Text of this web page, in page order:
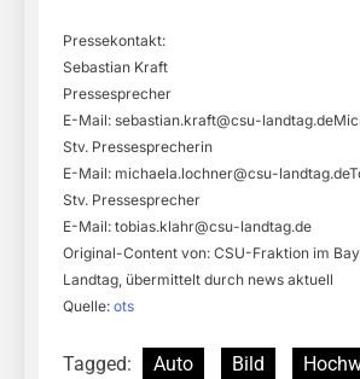
Pressekontakt:
Sebastian Kraft
Pressesprecher
E-Mail: sebastian.kraft@csu-
Stv. Pressesprecherin
E-Mail: michaela.lochner@csu-
Stv. Pressesprecher
E-Mail: tobias.klahr@csu-landtag.de
Original-Content von: CSU-Fraktion im
Landtag, übermittelt durch news aktuell
Quelle: ots
Tagged: Auto Bild